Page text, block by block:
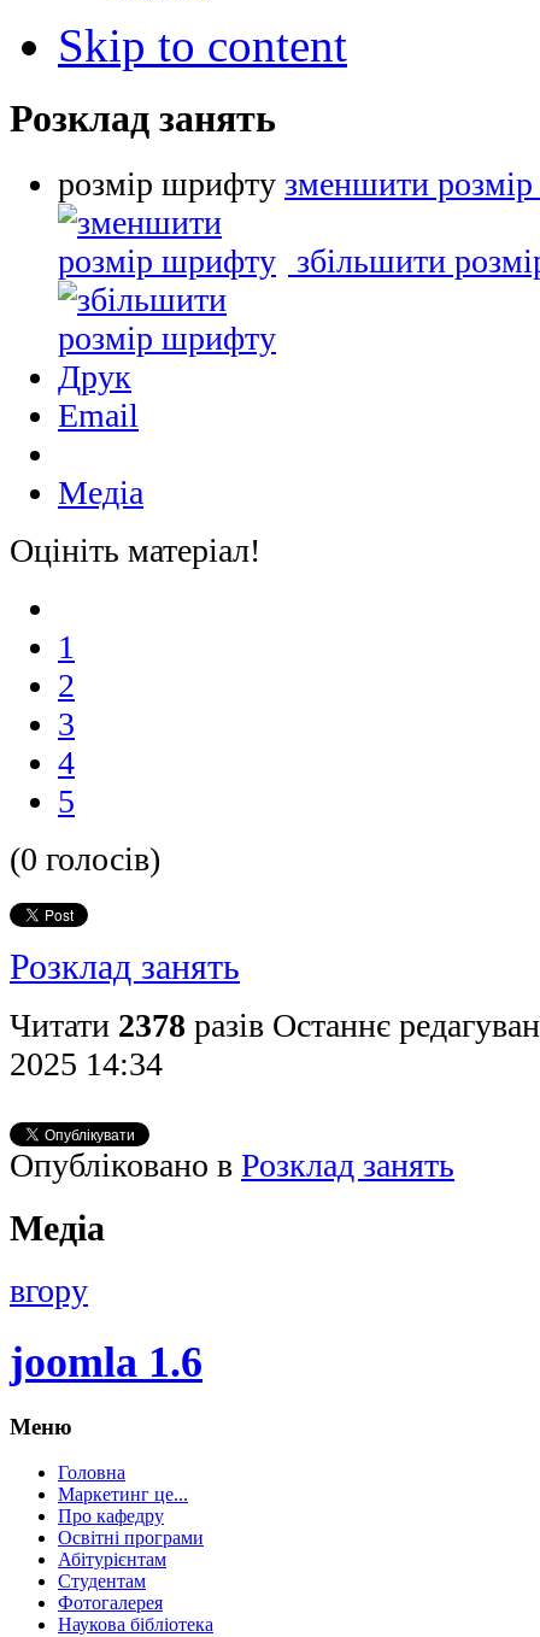
Skip to content
Розклад занять
розмір шрифту зменшити
збільшити
Друк
Email
Медіа
Оцініть матеріал!
1
2
3
4
5
(0 голосів)
Розклад занять
Читати 2378 разів Останнє
2025 14:34
Опубліковано в Розклад занять
Медіа
вгору
joomla 1.6
Меню
Головна
Маркетинг це...
Про кафедру
Освітні програми
Абітурієнтам
Студентам
Фотогалерея
Наукова бібліотека